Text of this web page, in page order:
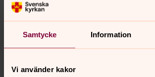
Samtycke Information
Vi använder kakor
sångsolist.
innehåll?